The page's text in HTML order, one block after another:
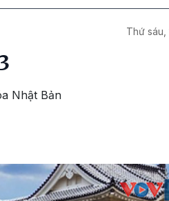
Thứ sáu,
Nhật Bản